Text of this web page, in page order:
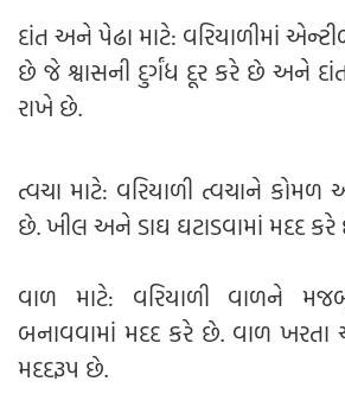
દાંત અને પેઢા માટે: વરિયાળીમાં
છે જે શ્વાસની દુર્ગંધ દૂર કરે છે અને
રાખે છે.
ત્વચા માટે: વરિયાળી ત્વચાને
છે. ખીલ અને ડાઘ ઘટાડવામાં મદદ
વાળ માટે: વરિયાળી વાળને
બનાવવામાં મદદ કરે છે. વાળ ખરતા
મદદરૂપ છે.